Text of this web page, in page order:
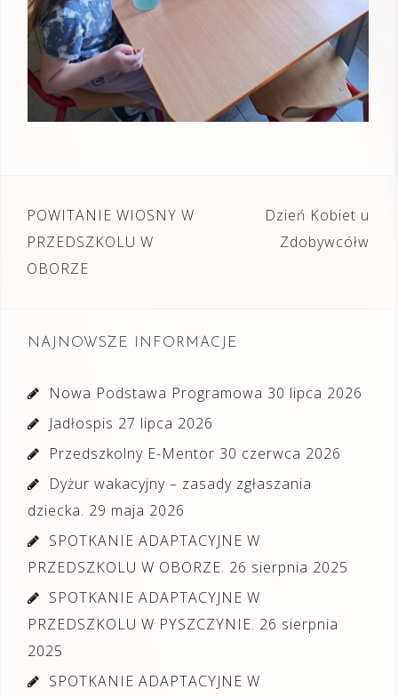
Nawigacja
wpisu
POWITANIE WIOSNY W
PRZEDSZKOLU W
OBORZE
Dzień Kobiet u
Zdobywcółw
NAJNOWSZE INFORMACJE
Nowa Podstawa Programowa 30 lipca 2026
Jadłospis 27 lipca 2026
Przedszkolny E-Mentor 30 czerwca 2026
Dyżur wakacyjny – zasady zgłaszania
dziecka. 29 maja 2026
SPOTKANIE ADAPTACYJNE W
PRZEDSZKOLU W OBORZE. 26 sierpnia 2025
SPOTKANIE ADAPTACYJNE W
PRZEDSZKOLU W PYSZCZYNIE. 26 sierpnia
2025
SPOTKANIE ADAPTACYJNE W